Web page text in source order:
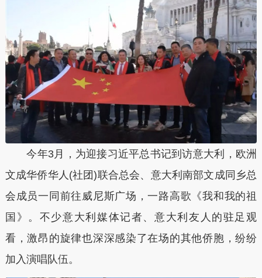
今年3月，为迎接习近平总书记到访意大利，欧洲
文成华侨华人(社团)联合总会、意大利南部文成同乡总
会成员一同前往威尼斯广场，一路高歌《我和我的祖
国》。不少意大利媒体记者、意大利友人的驻足观
看，激昂的旋律也深深感染了在场的其他侨胞，纷纷
加入演唱队伍。